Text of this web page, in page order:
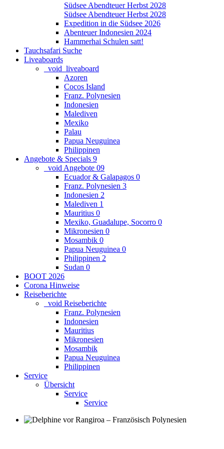
Südsee Abendteuer Herbst 2028
Südsee Abendteuer Herbst 2028
Expedition in die Südsee 2026
Abenteuer Indonesien 2024
Hammerhai Schulen satt!
Tauchsafari Suche
Liveaboards
_void_liveaboard
Azoren
Cocos Island
Franz. Polynesien
Indonesien
Malediven
Mexiko
Palau
Papua Neuguinea
Philippinen
Angebote & Specials 9
_void Angebote 09
Ecuador & Galapagos 0
Franz. Polynesien 3
Indonesien 2
Malediven 1
Mauritius 0
Mexiko, Guadalupe, Socorro 0
Mikronesien 0
Mosambik 0
Papua Neuguinea 0
Philippinen 2
Sudan 0
BOOT 2026
Corona Hinweise
Reiseberichte
_void Reiseberichte
Franz. Polynesien
Indonesien
Mauritius
Mikronesien
Mosambik
Papua Neuguinea
Philippinen
Service
Übersicht
Service
Service